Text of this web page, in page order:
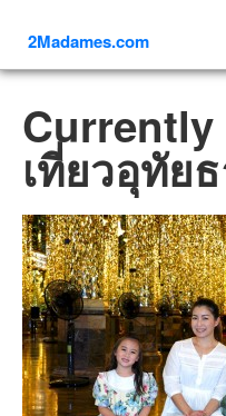
2Madames.com
ภาคเหนือ
ภาคใต้
ภาคตะวันออก
ภาคกลาง
ภาคตะวันตก
ภาคอีสาน
ทริปต่างประเทศ
ยุโรป
รัสเซีย
เที่ยวอุทัย